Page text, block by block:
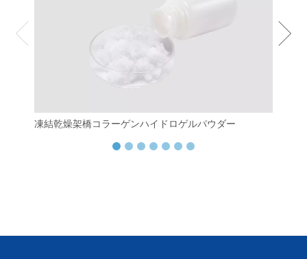
凍結乾燥架橋コラーゲンハイドロゲルパウダー